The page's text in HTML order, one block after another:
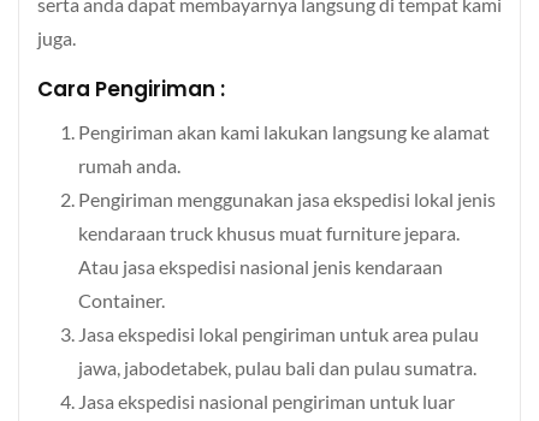
serta anda dapat membayarnya langsung di tempat kami
juga.
Cara Pengiriman :
Pengiriman akan kami lakukan langsung ke alamat
rumah anda.
Pengiriman menggunakan jasa ekspedisi lokal jenis
kendaraan truck khusus muat furniture jepara.
Atau jasa ekspedisi nasional jenis kendaraan
Container.
Jasa ekspedisi lokal pengiriman untuk area pulau
jawa, jabodetabek, pulau bali dan pulau sumatra.
Jasa ekspedisi nasional pengiriman untuk luar